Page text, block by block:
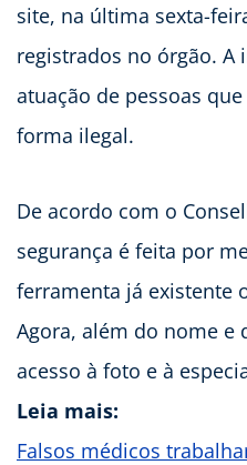
site, na última sexta-
registrados no órgão. A
atuação de pessoas
forma ilegal.
De acordo com o
segurança é feita por
ferramenta já existente
Agora, além do nome e
acesso à foto e à
Leia mais:
Falsos médicos